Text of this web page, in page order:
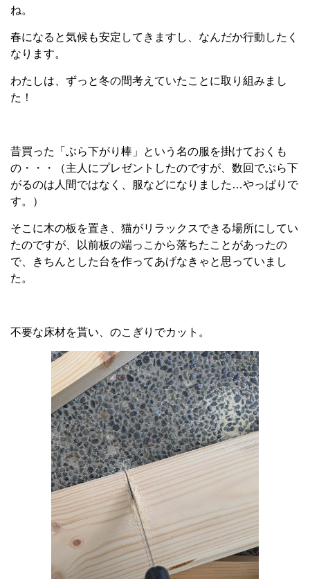
ね。
春になると気候も安定してきますし、なんだか行動したく
なります。
わたしは、ずっと冬の間考えていたことに取り組みまし
た！
昔買った「ぶら下がり棒」という名の服を掛けておくも
の・・・（主人にプレゼントしたのですが、数回でぶら下
がるのは人間ではなく、服などになりました…やっぱりで
す。）
そこに木の板を置き、猫がリラックスできる場所にしてい
たのですが、以前板の端っこから落ちたことがあったの
で、きちんとした台を作ってあげなきゃと思っていまし
た。
不要な床材を貰い、のこぎりでカット。